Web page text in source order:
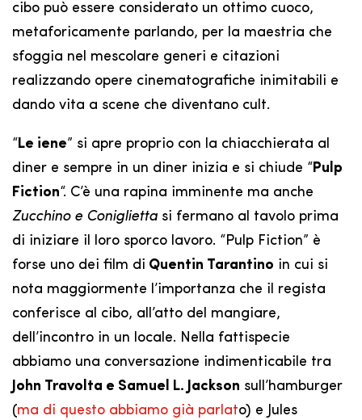
cibo può essere considerato un ottimo cuoco,
metaforicamente parlando, per la maestria che
sfoggia nel mescolare generi e citazioni
realizzando opere cinematografiche inimitabili e
dando vita a scene che diventano cult.
“Le iene” si apre proprio con la chiacchierata al
diner e sempre in un diner inizia e si chiude “Pulp
Fiction“. C’è una rapina imminente ma anche
Zucchino e Coniglietta si fermano al tavolo prima
di iniziare il loro sporco lavoro. “Pulp Fiction” è
forse uno dei film di Quentin Tarantino in cui si
nota maggiormente l’importanza che il regista
conferisce al cibo, all’atto del mangiare,
dell’incontro in un locale. Nella fattispecie
abbiamo una conversazione indimenticabile tra
John Travolta e Samuel L. Jackson sull’hamburger
(ma di questo abbiamo già parlato) e Jules